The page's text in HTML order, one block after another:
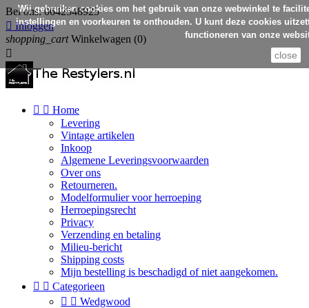
Bel ons:0642548925
 Inloggen
shopping_cart Winkelwagen (0)

  Home
Levering
Vintage artikelen
Inkoop
Algemene Leveringsvoorwaarden
Over ons
Retourneren.
Modelformulier voor herroeping
Herroepingsrecht
Privacy
Verzending en betaling
Milieu-bericht
Shipping costs
Mijn bestelling is beschadigd of niet aangekomen.
  Categorieen
  Wedgwood
Wij gebruiken cookies om het gebruik van onze webwinkel te
instellingen en voorkeuren te onthouden. U kunt deze cookies
functioneren van onze
close